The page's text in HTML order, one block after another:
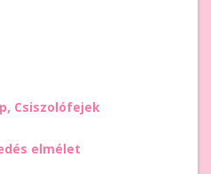
Csiszolófejek
elmélet